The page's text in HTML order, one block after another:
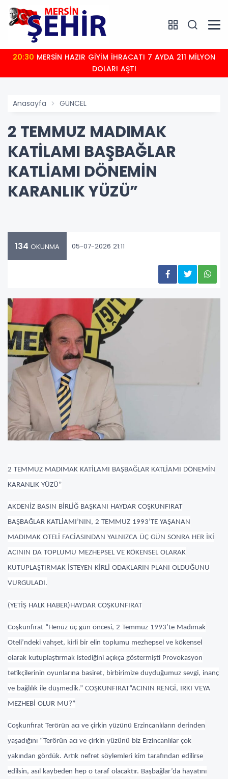
20:30
DOLARI AŞTI
Anasayfa GÜNCEL
2 TEMMUZ MADIMAK
KATİLAMI BAŞBAĞLAR
KATLİAMI DÖNEMİN
KARANLIK YÜZÜ”
134 OKUNMA 05-07-2026 21:11
2 TEMMUZ MADIMAK KATİLAMI BAŞBAĞLAR KATLİAMI DÖNEMİN
KARANLIK YÜZÜ”
AKDENİZ BASIN BİRLİĞ BAŞKANI HAYDAR COŞKUNFIRAT
BAŞBAĞLAR KATLİAMI’NIN, 2 TEMMUZ 1993’TE YAŞANAN
MADIMAK OTELİ FACİASINDAN YALNIZCA ÜÇ GÜN SONRA HER İKİ
ACININ DA TOPLUMU MEZHEPSEL VE KÖKENSEL OLARAK
KUTUPLAŞTIRMAK İSTEYEN KİRLİ ODAKLARIN PLANI OLDUĞUNU
VURGULADI.
(YETİŞ HALK HABER)HAYDAR COŞKUNFIRAT
Coşkunfırat “Henüz üç gün öncesi, 2 Temmuz 1993’te Madımak
Oteli’ndeki vahşet, kirli bir elin toplumu mezhepsel ve kökensel
olarak kutuplaştırmak istediğini açıkça göstermişti Provokasyon
tetikçilerinin oyunlarına basiret, birbirimize duyduğumuz sevgi, inanç
ve bağlılık ile düşmedik.” COŞKUNFIRAT“ACININ RENGİ, IRKI VEYA
MEZHEBİ OLUR MU?”
Coşkunfırat Terörün acı ve çirkin yüzünü Erzincanlıların derinden
yaşadığını “Terörün acı ve çirkin yüzünü biz Erzincanlılar çok
yakından gördük. Artık nefret söylemleri kim tarafından edilirse
edilsin, asıl kaybeden hep o taraf olacaktır. Başbağlar’da hayatını